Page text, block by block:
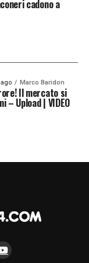
cadono a
Marco Baridon
Il mercato si
– Upload | VIDEO